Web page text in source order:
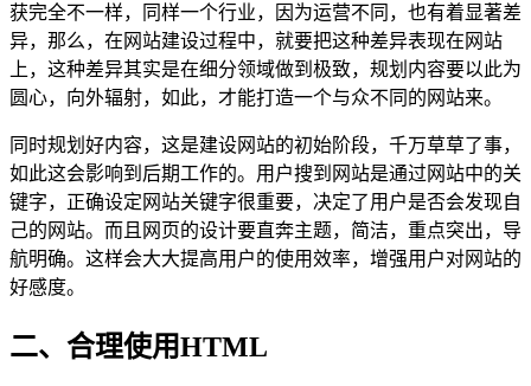
获完全不一样，同样一个行业，因为运营不同，也有着显著差
异，那么，在网站建设过程中，就要把这种差异表现在网站
上，这种差异其实是在细分领域做到极致，规划内容要以此为
圆心，向外辐射，如此，才能打造一个与众不同的网站来。
同时规划好内容，这是建设网站的初始阶段，千万草草了事，
如此这会影响到后期工作的。用户搜到网站是通过网站中的关
键字，正确设定网站关键字很重要，决定了用户是否会发现自
己的网站。而且网页的设计要直奔主题，简洁，重点突出，导
航明确。这样会大大提高用户的使用效率，增强用户对网站的
好感度。
二、合理使用HTML